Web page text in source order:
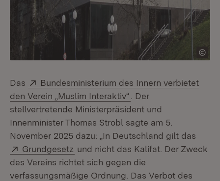
Das Extern:
Bundesministerium des Innern verbietet
den Verein „Muslim Interaktiv“ (Öffnet in neuem
. Der
stellvertretende Ministerpräsident und
Innenminister Thomas Strobl sagte am 5.
November 2025 dazu: „In Deutschland gilt das
Extern:
Grundgesetz (Öffnet in neuem Fenster)
und nicht das Kalifat. Der Zweck
des Vereins richtet sich gegen die
verfassungsmäßige Ordnung. Das Verbot des